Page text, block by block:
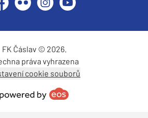
Flickr InstagramYouTube
FK Čáslav © 2026.
práva vyhrazena
cookie souborů